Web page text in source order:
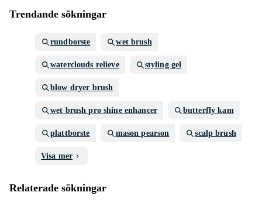
Trendande sökningar
rundborste wet brush
waterclouds relieve styling gel
blow dryer brush
wet brush pro shine enhancer butterfly kam
plattborste mason pearson scalp brush
Visa mer
Relaterade sökningar